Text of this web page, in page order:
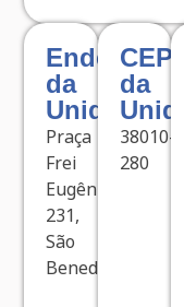
Endereço
da
Unidade
Praça
Frei
Eugênio,
231,
São
Benedito
CEP
da
38010-
280